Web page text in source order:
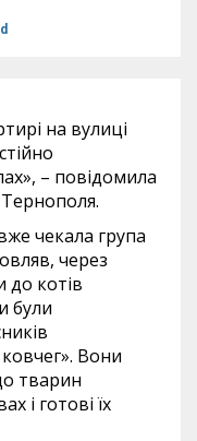
на вулиці
– повідомила
чекала група
через
до котів
були
Вони
тварин
і готові їх